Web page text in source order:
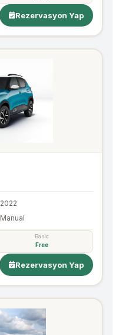
Rezervasyon Yap
2022
Manual
Basic
Free
Rezervasyon Yap